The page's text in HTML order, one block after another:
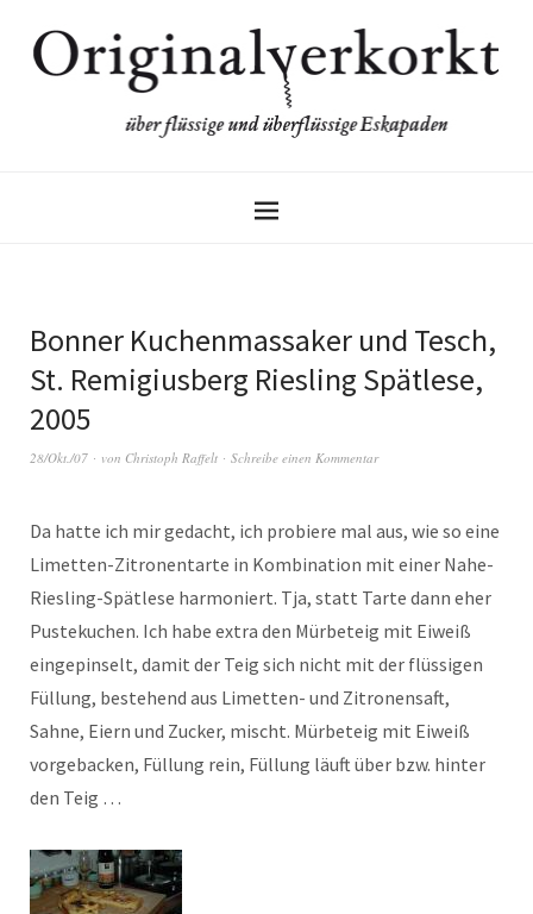
Bonner Kuchenmassaker und Tesch,
St. Remigiusberg Riesling Spätlese,
2005
28/Okt./07 von Christoph Raffelt Schreibe einen Kommentar
Da hatte ich mir gedacht, ich probiere mal aus, wie so eine
Limetten-Zitronentarte in Kombination mit einer Nahe-
Riesling-Spätlese harmoniert. Tja, statt Tarte dann eher
Pustekuchen. Ich habe extra den Mürbeteig mit Eiweiß
eingepinselt, damit der Teig sich nicht mit der flüssigen
Füllung, bestehend aus Limetten- und Zitronensaft,
Sahne, Eiern und Zucker, mischt. Mürbeteig mit Eiweiß
vorgebacken, Füllung rein, Füllung läuft über bzw. hinter
den Teig …